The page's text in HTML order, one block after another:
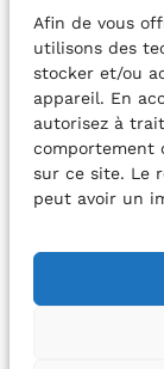
Afin de vous
utilisons des
stocker et/ou
appareil. En
autorisez à
comportement
sur ce site. Le
peut avoir un
©2026
avec le